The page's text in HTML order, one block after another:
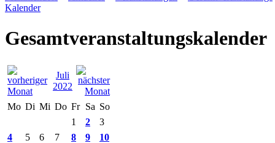
Kalender
Gesamtveranstaltungskalender
Juli
2022
Mo Di Mi Do Fr Sa So
1
2
3
4
5 6 7 8 9
10